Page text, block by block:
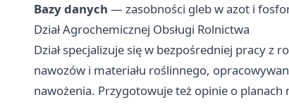
Bazy danych — zasobności gleb w azot i
Dział Agrochemicznej Obsługi Rolnictwa
Dział specjalizuje się w bezpośredniej pracy
nawozów i materiału roślinnego,
nawożenia. Przygotowuje też opinie o